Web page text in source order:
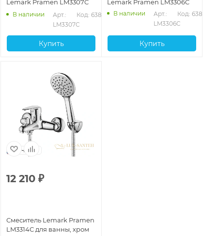
Lemark Pramen LM3307C
В наличии
Арт.:
LM3307C
Код: 63837
Купить
Lemark Pramen LM3306C
В наличии
Арт.:
LM3306C
Код: 63836
Купить
Чехия
12 210 ₽
Смеситель Lemark Pramen
LM3314C для ванны, хром